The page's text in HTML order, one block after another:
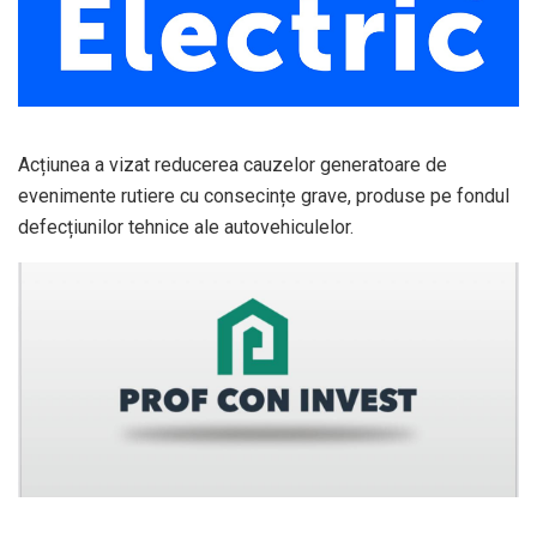
Acțiunea a vizat reducerea cauzelor generatoare de
evenimente rutiere cu consecințe grave, produse pe fondul
defecțiunilor tehnice ale autovehiculelor.